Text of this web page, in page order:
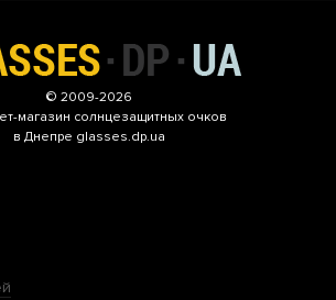
© 2009-2026
магазин солнцезащитных очков
в Днепре glasses.dp.ua